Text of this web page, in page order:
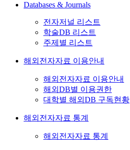
Databases & Journals
전자저널 리스트
학술DB 리스트
주제별 리스트
해외전자자료 이용안내
해외전자자료 이용안내
해외DB별 이용권한
대학별 해외DB 구독현황
해외전자자료 통계
해외전자자료 통계